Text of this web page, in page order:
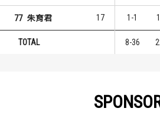
77 朱育君 17 1-1
TOTAL 8-36